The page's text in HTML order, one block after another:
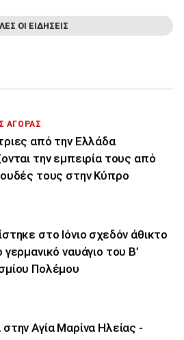
ΟΙ ΕΙΔΗΣΕΙΣ
ΑΓΟΡΑΣ
από την Ελλάδα
την εμπειρία τους από
τους στην Κύπρο
στο Ιόνιο σχεδόν άθικτο
γερμανικό ναυάγιο του Β’
Πολέμου
Aγία Μαρίνα Ηλείας -